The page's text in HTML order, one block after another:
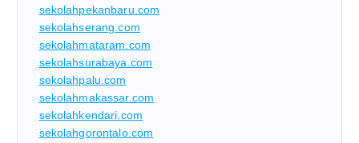
sekolahpekanbaru.com
sekolahserang.com
sekolahmataram.com
sekolahsurabaya.com
sekolahpalu.com
sekolahmakassar.com
sekolahkendari.com
sekolahgorontalo.com